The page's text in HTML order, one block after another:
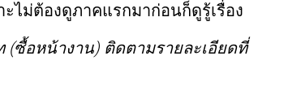
ไม่ต้องดูภาคแรกมาก่อนก็ดูรู้เรื่อง
(ซื้อหน้างาน) ติดตามรายละเอียดที่